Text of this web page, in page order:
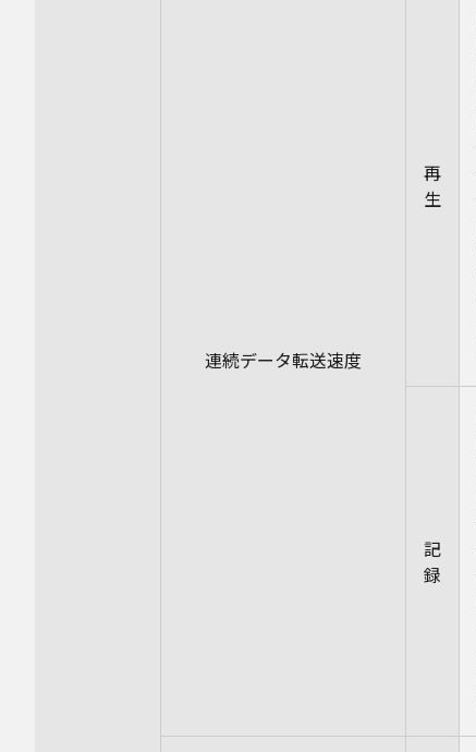
連続データ転送速度
再
生
記
録